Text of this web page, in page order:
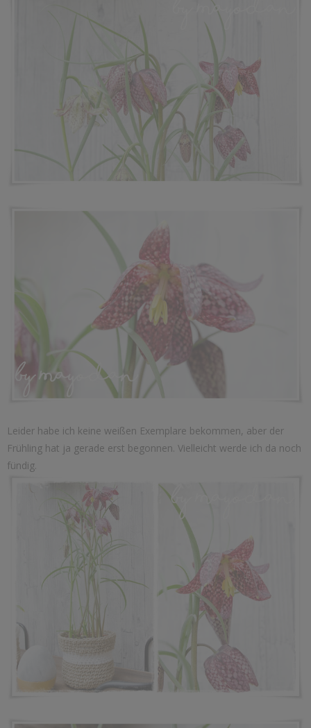
Leider habe ich keine weißen Exemplare bekommen, aber der
Frühling hat ja gerade erst begonnen. Vielleicht werde ich da noch
fündig.